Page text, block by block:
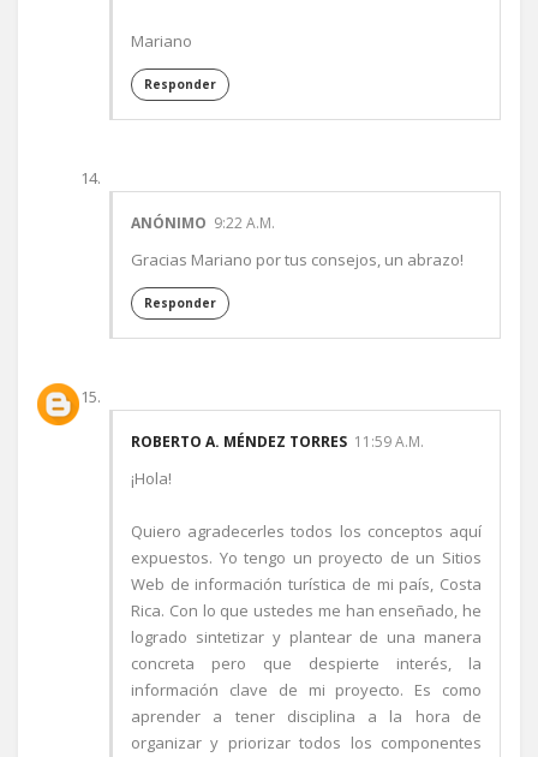
Mariano
Responder
ANÓNIMO 9:22 A.M.
Gracias Mariano por tus consejos, un abrazo!
Responder
ROBERTO A. MÉNDEZ TORRES 11:59 A.M.
¡Hola!
Quiero agradecerles todos los conceptos aquí
expuestos. Yo tengo un proyecto de un Sitios
Web de información turística de mi país, Costa
Rica. Con lo que ustedes me han enseñado, he
logrado sintetizar y plantear de una manera
concreta pero que despierte interés, la
información clave de mi proyecto. Es como
aprender a tener disciplina a la hora de
organizar y priorizar todos los componentes